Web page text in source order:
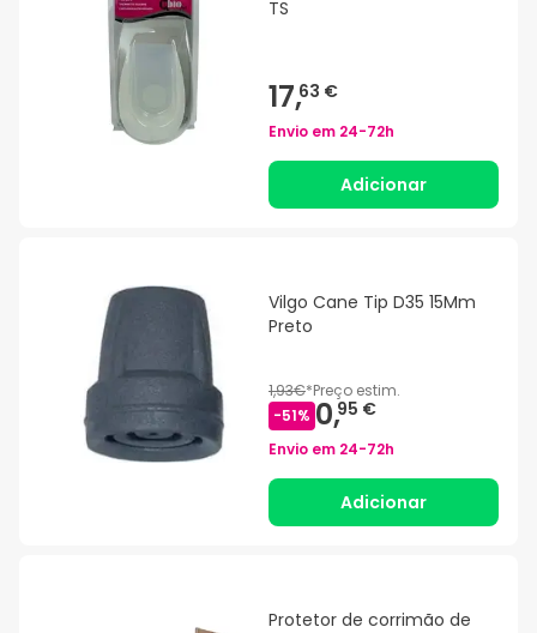
TS
17,63 €
Envio em 24-72h
Adicionar
Vilgo Cane Tip D35 15Mm
Preto
1,93€*Preço estim.
-51% 0,95 €
Envio em 24-72h
Adicionar
Protetor de corrimão de